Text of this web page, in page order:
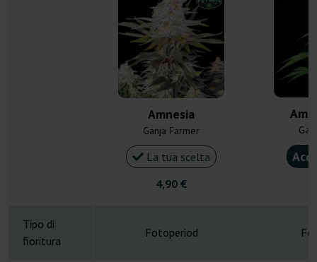
Amnesia
Ganja Farmer
La tua scelta
4,90 €
Tipo di
fioritura
Fotoperiod